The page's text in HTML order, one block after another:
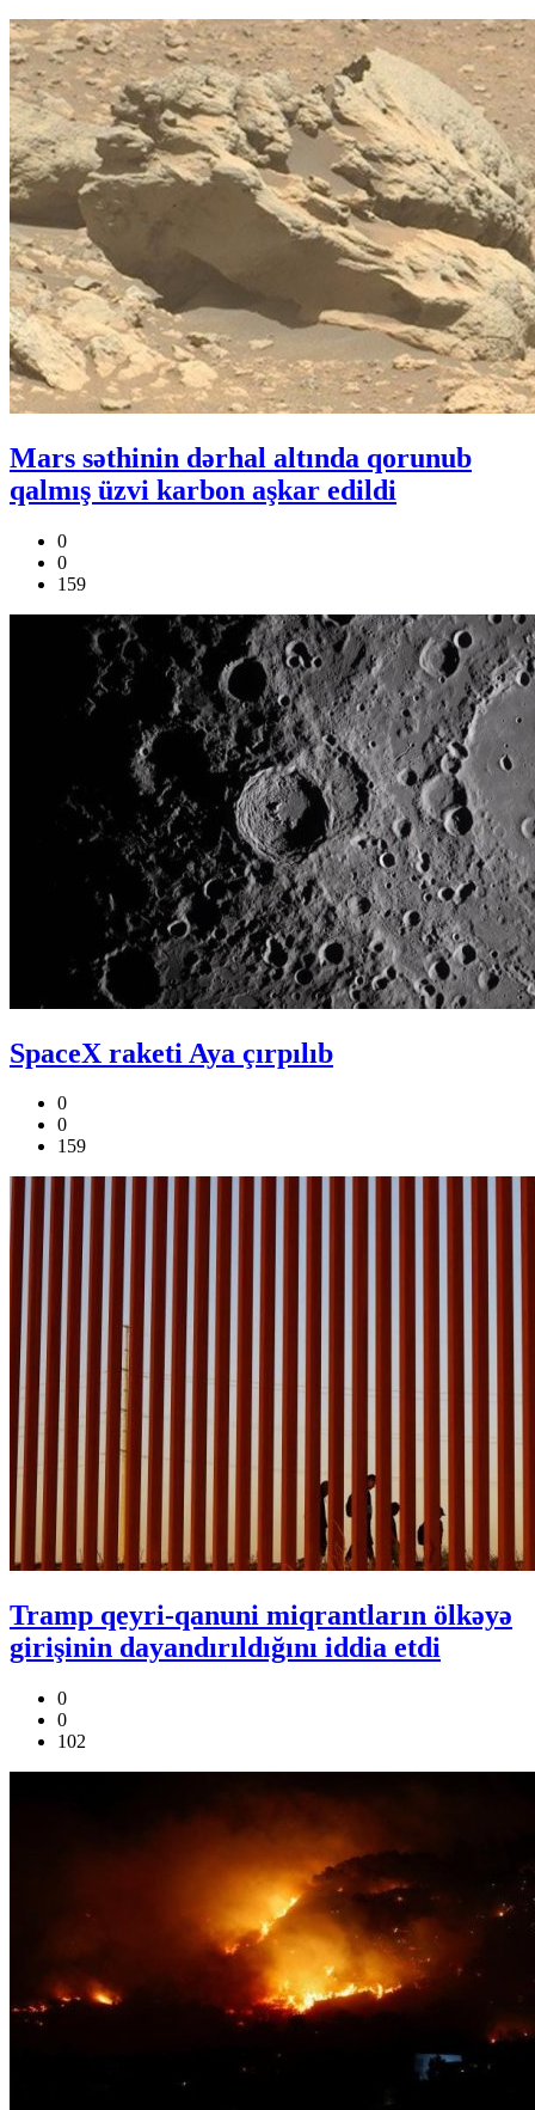
Mars səthinin dərhal altında qorunub
qalmış üzvi karbon aşkar edildi
0
0
159
SpaceX raketi Aya çırpılıb
0
0
159
Tramp qeyri-qanuni miqrantların ölkəyə
girişinin dayandırıldığını iddia etdi
0
0
102